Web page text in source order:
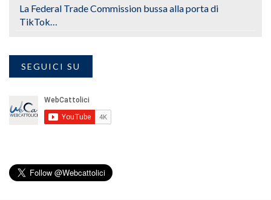
La Federal Trade Commission bussa alla porta di
TikTok…
SEGUICI SU